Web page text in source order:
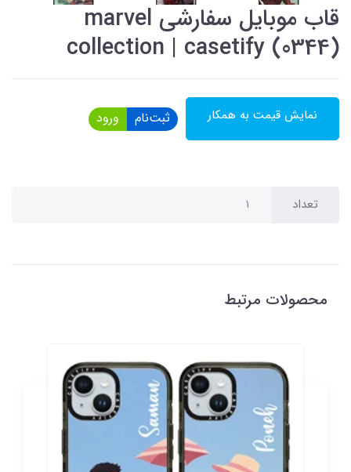
قاب موبایل سفارشی marvel
collection | casetify (0344)
نمایش قیمت به همکار ثبت‌نام ورود
تعداد
محصولات مرتبط